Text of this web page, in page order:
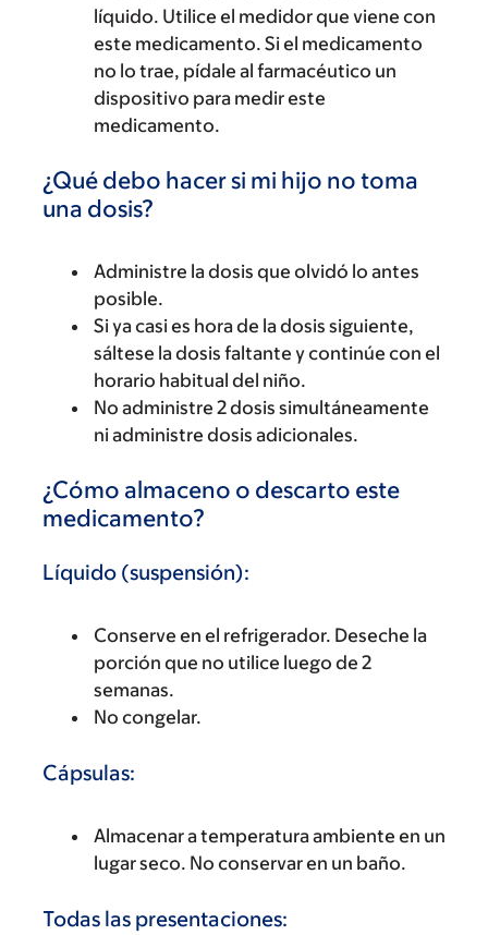
líquido. Utilice el medidor que viene con
este medicamento. Si el medicamento
no lo trae, pídale al farmacéutico un
dispositivo para medir este
medicamento.
¿Qué debo hacer si mi hijo no toma
una dosis?
Administre la dosis que olvidó lo antes
posible.
Si ya casi es hora de la dosis siguiente,
sáltese la dosis faltante y continúe con el
horario habitual del niño.
No administre 2 dosis simultáneamente
ni administre dosis adicionales.
¿Cómo almaceno o descarto este
medicamento?
Líquido (suspensión):
Conserve en el refrigerador. Deseche la
porción que no utilice luego de 2
semanas.
No congelar.
Cápsulas:
Almacenar a temperatura ambiente en un
lugar seco. No conservar en un baño.
Todas las presentaciones: